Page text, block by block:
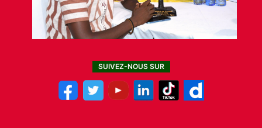
SUIVEZ-NOUS SUR